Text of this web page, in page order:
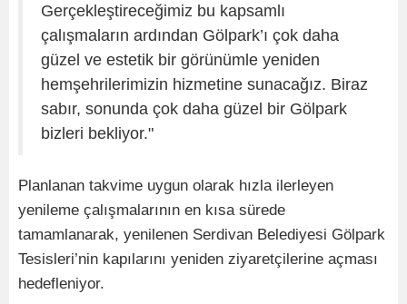
Gerçekleştireceğimiz bu kapsamlı
çalışmaların ardından Gölpark’ı çok daha
güzel ve estetik bir görünümle yeniden
hemşehrilerimizin hizmetine sunacağız. Biraz
sabır, sonunda çok daha güzel bir Gölpark
bizleri bekliyor."
Planlanan takvime uygun olarak hızla ilerleyen
yenileme çalışmalarının en kısa sürede
tamamlanarak, yenilenen Serdivan Belediyesi Gölpark
Tesisleri’nin kapılarını yeniden ziyaretçilerine açması
hedefleniyor.